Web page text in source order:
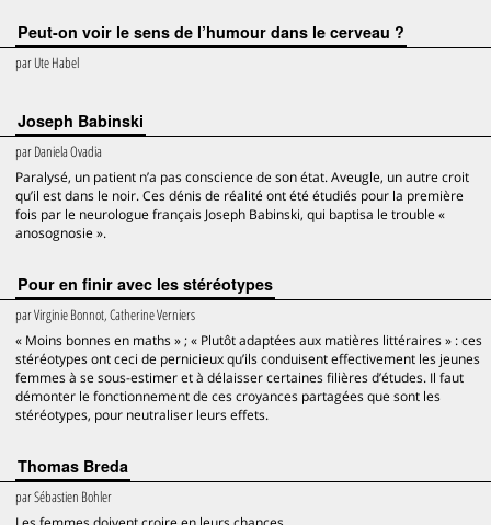
Peut-on voir le sens de l’humour dans le cerveau ?
parUte Habel
Joseph Babinski
parDaniela Ovadia
Paralysé, un patient n’a pas conscience de son état. Aveugle, un autre croit
qu’il est dans le noir. Ces dénis de réalité ont été étudiés pour la première
fois par le neurologue français Joseph Babinski, qui baptisa le trouble «
anosognosie ».
Pour en finir avec les stéréotypes
parVirginie Bonnot, Catherine Verniers
« Moins bonnes en maths » ; « Plutôt adaptées aux matières littéraires » : ces
stéréotypes ont ceci de pernicieux qu’ils conduisent effectivement les jeunes
femmes à se sous-estimer et à délaisser certaines filières d’études. Il faut
démonter le fonctionnement de ces croyances partagées que sont les
stéréotypes, pour neutraliser leurs effets.
Thomas Breda
parSébastien Bohler